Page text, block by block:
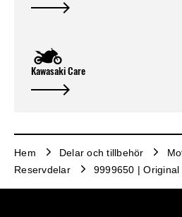
Kawasaki Care
Hem Delar och tillbehör
Reservdelar
9999650 |